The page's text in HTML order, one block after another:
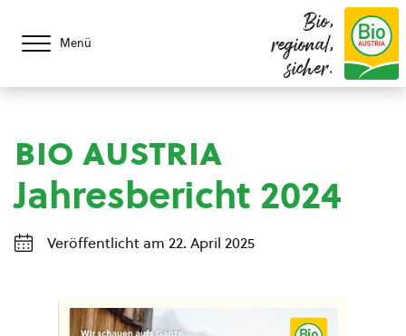
Menü
Bio,
regional,
sicher.
bio austria
Jahresbericht 2024
Veröffentlicht am 22. April 2025